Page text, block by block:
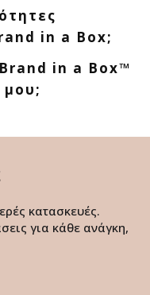
in a Box;
in a Box™
μου;
κατασκευές.
για κάθε ανάγκη,